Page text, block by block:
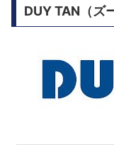
DUY TAN（ズ